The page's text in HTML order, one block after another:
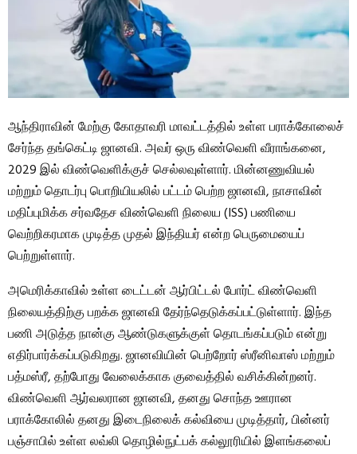
ஆந்திராவின் மேற்கு கோதாவரி மாவட்டத்தில் உள்ள பராக்கோலைச்
சேர்ந்த தங்கெட்டி ஜானவி. அவர் ஒரு விண்வெளி வீராங்கனை,
2029 இல் விண்வெளிக்குச் செல்லவுள்ளார். மின்னணுவியல்
மற்றும் தொடர்பு பொறியியலில் பட்டம் பெற்ற ஜானவி, நாசாவின்
மதிப்புமிக்க சர்வதேச விண்வெளி நிலைய (ISS) பணியை
வெற்றிகரமாக முடித்த முதல் இந்தியர் என்ற பெருமையைப்
பெற்றுள்ளார்.
அமெரிக்காவில் உள்ள டைட்டன் ஆர்பிட்டல் போர்ட் விண்வெளி
நிலையத்திற்கு பறக்க ஜானவி தேர்ந்தெடுக்கப்பட்டுள்ளார். இந்த
பணி அடுத்த நான்கு ஆண்டுகளுக்குள் தொடங்கப்படும் என்று
எதிர்பார்க்கப்படுகிறது. ஜானவியின் பெற்றோர் ஸ்ரீனிவாஸ் மற்றும்
பத்மஸ்ரீ, தற்போது வேலைக்காக குவைத்தில் வசிக்கின்றனர்.
விண்வெளி ஆர்வலரான ஜானவி, தனது சொந்த ஊரான
பராக்கோலில் தனது இடைநிலைக் கல்வியை முடித்தார், பின்னர்
பஞ்சாபில் உள்ள லவ்லி தொழில்நுட்பக் கல்லூரியில் இளங்கலைப்